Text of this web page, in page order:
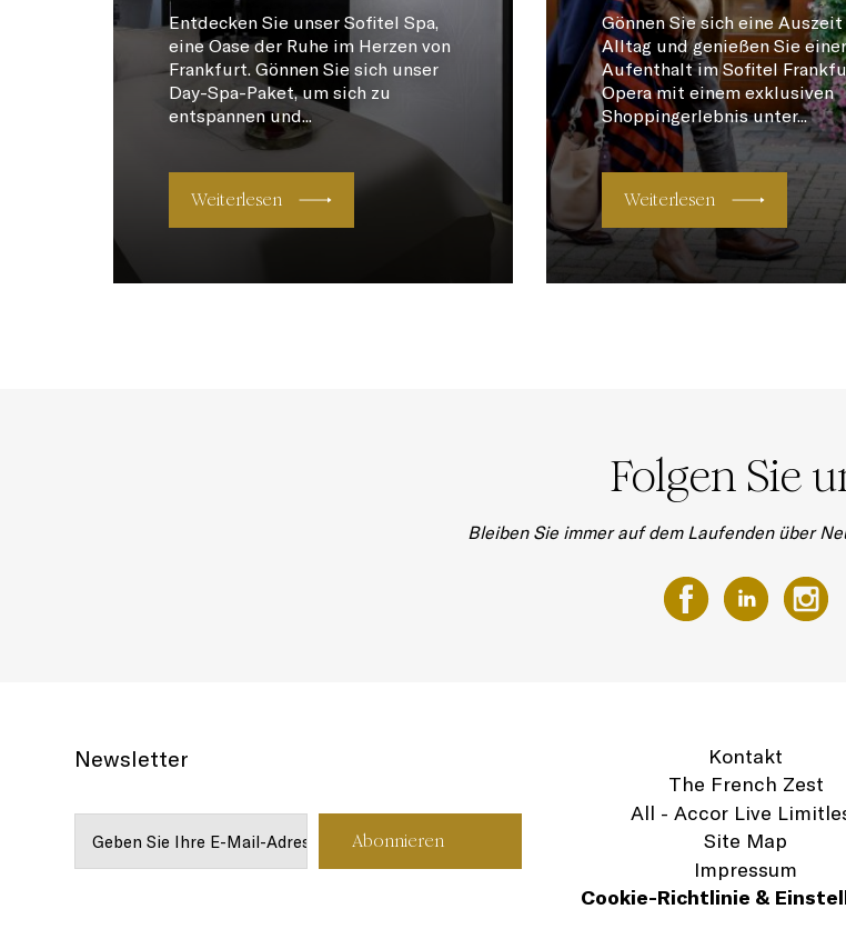
Entdecken Sie unser Sofitel Spa,
eine Oase der Ruhe im Herzen von
Frankfurt. Gönnen Sie sich unser
Day-Spa-Paket, um sich zu
entspannen und...
Weiterlesen
Gönnen Sie sich eine
Alltag und genießen Sie
Aufenthalt im Sofitel
Opera mit einem exklusiven
Shoppingerlebnis unter...
Weiterlesen
Folgen Sie
Bleiben Sie immer auf dem Laufenden über
Newsletter
Kontakt
The French Zest
All - Accor Live
Site Map
Impressum
Cookie-Richtlinie &